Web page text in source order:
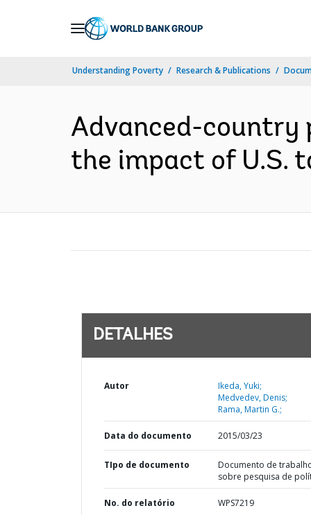
Understanding Poverty Research & Publications
Advanced-country
the impact of U.S.
DETALHES
Autor
Ikeda, Yuki;
Medvedev, Denis;
Rama, Martin G.;
Data do documento 2015/03/23
TIpo de documento
Documento de
sobre pesquisa de
No. do relatório WPS7219